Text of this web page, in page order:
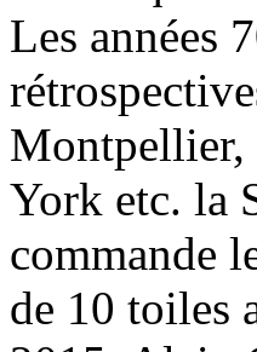
Les années
Montpellier,
York etc. la
commande
de 10 toiles